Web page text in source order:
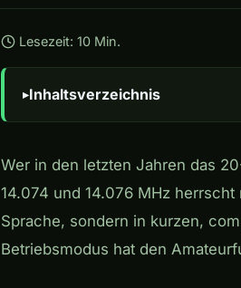
Lesezeit: 10 Min.
Inhaltsverzeichnis
Wer in den letzten Jahren das
14.074 und 14.076 MHz
Sprache, sondern in kurzen,
Betriebsmodus hat den